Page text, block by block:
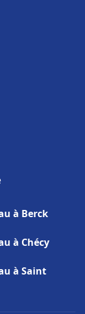
à Berck
à Chécy
à Saint